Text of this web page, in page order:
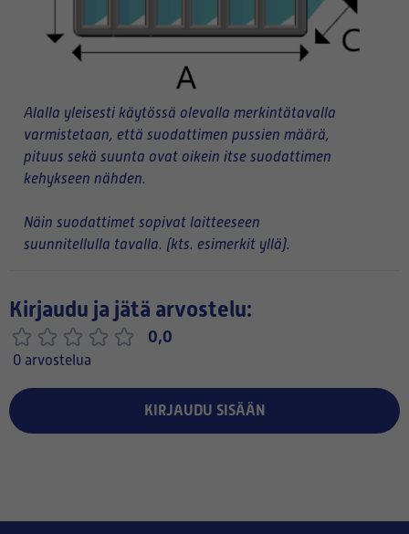
Alalla yleisesti käytössä olevalla merkintätavalla
varmistetaan, että suodattimen pussien määrä,
pituus sekä suunta ovat oikein itse suodattimen
kehykseen nähden.
Näin suodattimet sopivat laitteeseen
suunnitellulla tavalla. (kts. esimerkit yllä).
Kirjaudu ja jätä arvostelu:
0,0
0 arvostelua
KIRJAUDU SISÄÄN